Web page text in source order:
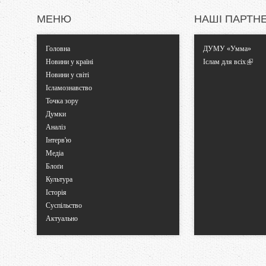
иМЕНЮ
Головна
Новини у країні
Новини у світі
Ісламознавство
Точка зору
Думки
Аналіз
Інтерв'ю
Медіа
Блоґи
Культура
Історія
Суспільство
Актуально
НАШІ
ДУМУ «Умма»
Іслам для всіх